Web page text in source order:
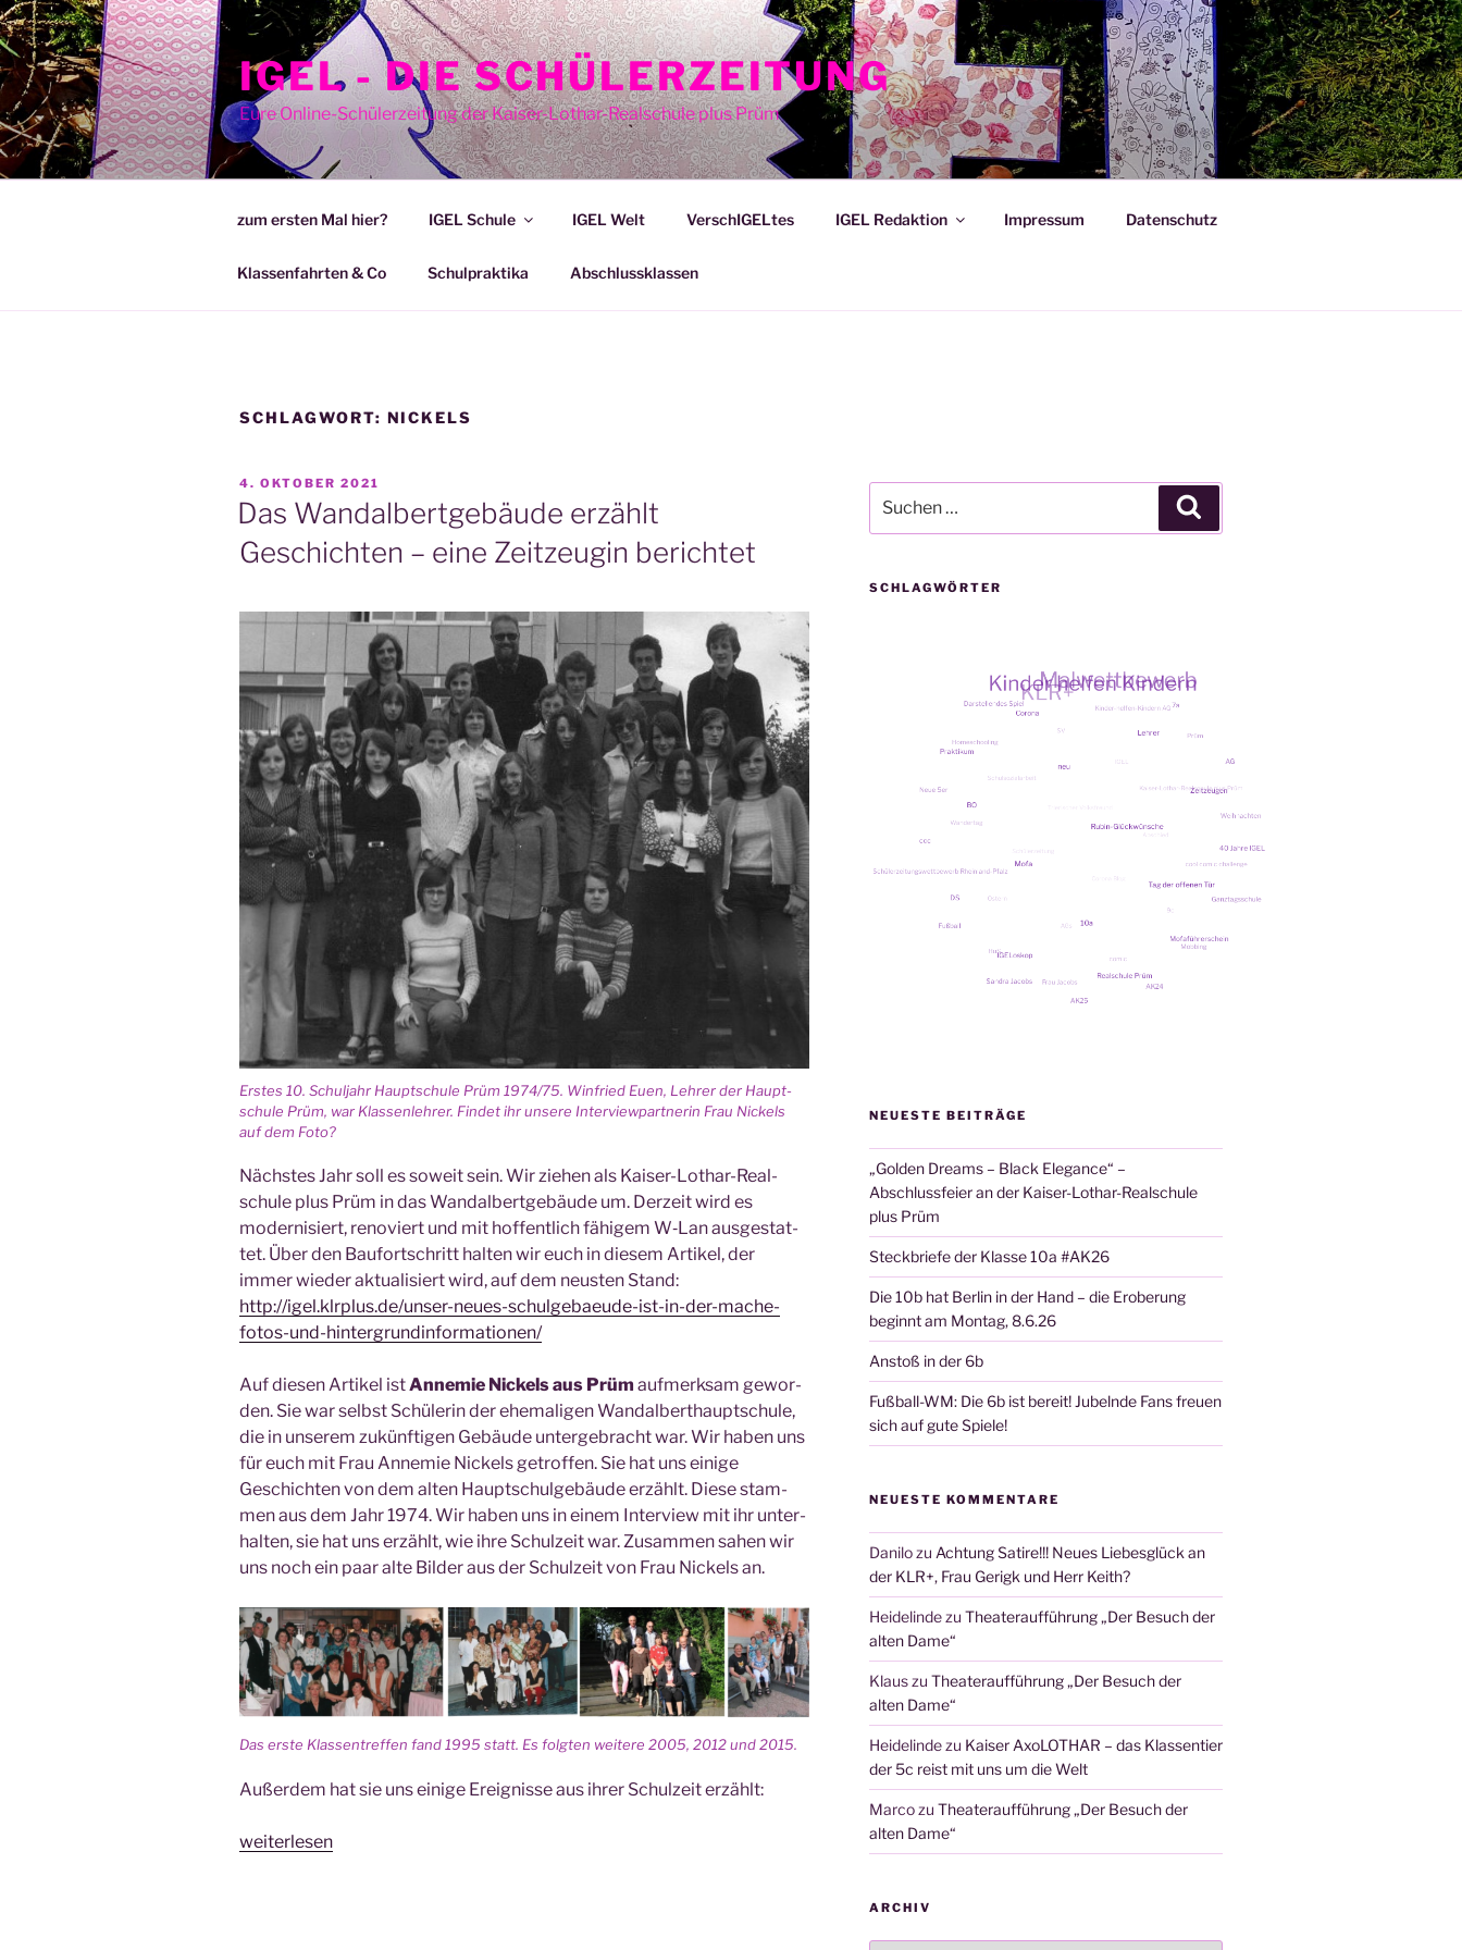
Zum
Inhalt
springen
IGEL - DIE SCHÜLERZEITUNG
Eure Online-Schülerzeitung der Kaiser-Lothar-Realschule plus Prüm
zum ersten Mal hier? IGEL Schule IGEL Welt VerschIGELtes IGEL Redaktion Impressum Datenschutz
Klassenfahrten & Co Schulpraktika Abschlussklassen
SCHLAGWORT: NICKELS
VERÖFFENTLICHT
AM
4. OKTOBER 2021
Das Wandalbertgebäude erzählt
Geschichten – eine Zeitzeugin berichtet
Ers­tes 10. Schul­jahr Haupt­schu­le Prüm 1974/75. Win­fried Euen, Leh­rer der Haupt­
schu­le Prüm, war Klas­sen­leh­rer. Fin­det ihr unse­re Inter­view­part­ne­rin Frau Nickels
auf dem Foto?
Nächs­tes Jahr soll es soweit sein. Wir zie­hen als Kai­ser-Lothar-Real­
schu­le plus Prüm in das Wan­dal­bert­ge­bäu­de um. Der­zeit wird es
moder­ni­siert, reno­viert und mit hof­fent­lich fähi­gem W‑Lan aus­ge­stat­
tet. Über den Bau­fort­schritt hal­ten wir euch in die­sem Arti­kel, der
immer wie­der aktua­li­siert wird, auf dem neus­ten Stand:
http://igel.klrplus.de/unser-neues-schulgebaeude-ist-in-der-mache-
fotos-und-hintergrundinformationen/
Auf die­sen Arti­kel istAnne­mie Nickels aus Prüm auf­merk­sam gewor­
den. Sie war selbst Schü­le­rin der ehe­ma­li­gen Wan­dal­bert­haupt­schu­le,
die in unse­rem zukünf­ti­gen Gebäu­de unter­ge­bracht war. Wir haben uns
für euch mit Frau Anne­mie Nickels getrof­fen. Sie hat uns eini­ge
Geschich­ten von dem alten Haupt­schul­ge­bäu­de erzählt. Die­se stam­
men aus dem Jahr 1974. Wir haben uns in einem Inter­view mit ihr unter­
hal­ten, sie hat uns erzählt, wie ihre Schul­zeit war. Zusam­men sahen wir
uns noch ein paar alte Bil­der aus der Schul­zeit von Frau Nickels an.
Das ers­te Klas­sen­tref­fen fand 1995 statt. Es folg­ten wei­te­re 2005, 2012 und 2015.
Außer­dem hat sie uns eini­ge Ereig­nis­se aus ihrer Schul­zeit erzählt:
„Das
weiterlesen
nach:
SCHLAGWÖRTER
NEUESTE BEITRÄGE
„Golden Dreams – Black Elegance“ –
Abschlussfeier an der Kaiser-Lothar-Realschule
plus Prüm
Steckbriefe der Klasse 10a #AK26
Die 10b hat Berlin in der Hand – die Eroberung
beginnt am Montag, 8.6.26
Anstoß in der 6b
Fußball-WM: Die 6b ist bereit! Jubelnde Fans freuen
sich auf gute Spiele!
NEUESTE KOMMENTARE
Danilozu Achtung Satire!!! Neues Liebesglück an
der KLR+, Frau Gerigk und Herr Keith?
Heidelindezu Theateraufführung „Der Besuch der
alten Dame“
Klauszu Theateraufführung „Der Besuch der
alten Dame“
Heidelindezu Kaiser AxoLOTHAR – das Klassentier
der 5c reist mit uns um die Welt
Marcozu Theateraufführung „Der Besuch der
alten Dame“
ARCHIV